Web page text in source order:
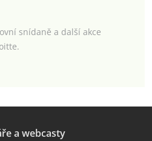
snídaně a další akce
a webcasty